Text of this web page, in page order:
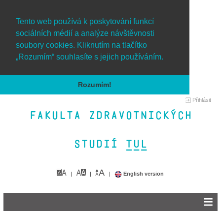
Tento web používá k poskytování funkcí
sociálních médií a analýze návštěvnosti
soubory cookies. Kliknutím na tlačítko
„Rozumím“ souhlasíte s jejich používáním.
Rozumím!
Přihlásit
Fakulta zdravotnických
studií TUL&
English version